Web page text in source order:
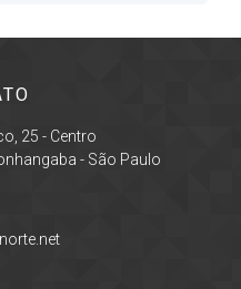
25 - Centro
- São Paulo